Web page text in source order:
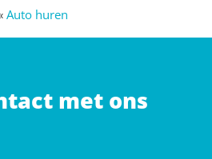
Auto huren
met ons